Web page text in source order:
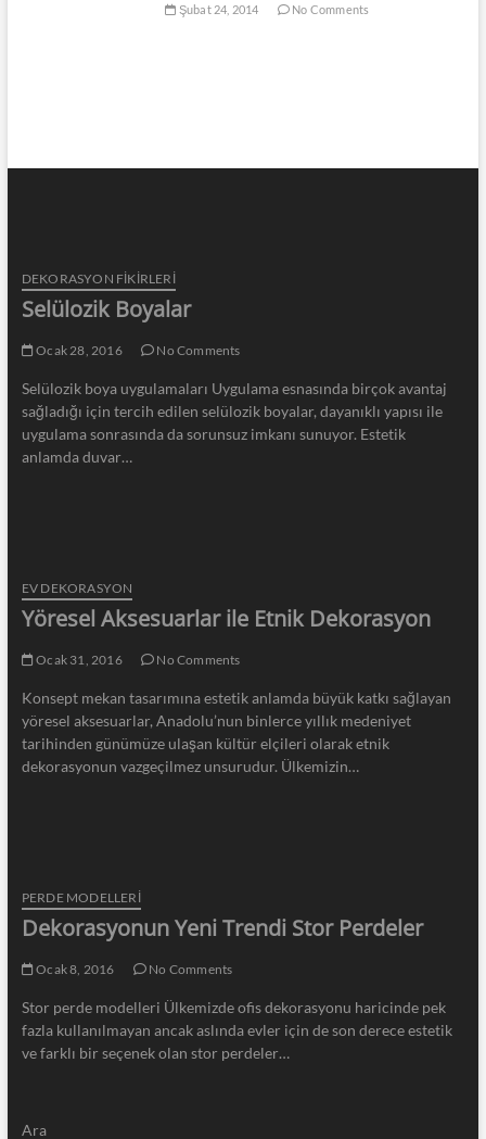
Şubat 24, 2014 No Comments
DEKORASYON FİKİRLERİ
Selülozik Boyalar
Ocak 28, 2016 No Comments
Selülozik boya uygulamaları Uygulama esnasında birçok avantaj
sağladığı için tercih edilen selülozik boyalar, dayanıklı yapısı ile
uygulama sonrasında da sorunsuz imkanı sunuyor. Estetik
anlamda duvar…
EV DEKORASYON
Yöresel Aksesuarlar ile Etnik Dekorasyon
Ocak 31, 2016 No Comments
Konsept mekan tasarımına estetik anlamda büyük katkı sağlayan
yöresel aksesuarlar, Anadolu’nun binlerce yıllık medeniyet
tarihinden günümüze ulaşan kültür elçileri olarak etnik
dekorasyonun vazgeçilmez unsurudur. Ülkemizin…
PERDE MODELLERI
Dekorasyonun Yeni Trendi Stor Perdeler
Ocak 8, 2016 No Comments
Stor perde modelleri Ülkemizde ofis dekorasyonu haricinde pek
fazla kullanılmayan ancak aslında evler için de son derece estetik
ve farklı bir seçenek olan stor perdeler…
Ara